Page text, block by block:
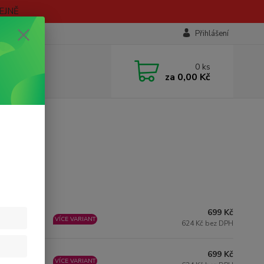
Přihlášení
0 ks
za 0,00 Kč
VÍCE VARIANT
699 Kč
624 Kč bez DPH
VÍCE VARIANT
699 Kč